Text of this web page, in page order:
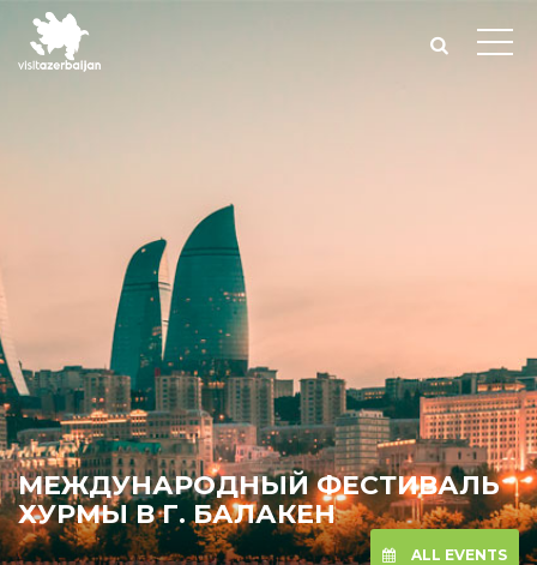
МЕЖДУНАРОДНЫЙ ФЕСТИВАЛЬ
ХУРМЫ В Г. БАЛАКЕН
ALL EVENTS